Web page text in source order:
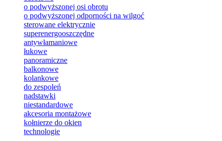
o podwyższonej osi obrotu
o podwyższonej odporności na wilgoć
sterowane elektrycznie
superenergooszczędne
antywłamaniowe
łukowe
panoramiczne
balkonowe
kolankowe
do zespoleń
nadstawki
niestandardowe
akcesoria montażowe
kołnierze do okien
technologie